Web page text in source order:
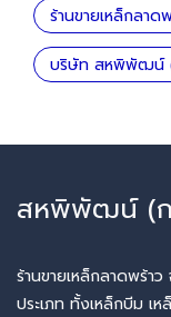
ร้านขายเหล็กลาด
บริษัท สหพิพัฒน์
สหพิพัฒน์ (ก
ร้านขายเหล็กลาดพร้า
ประเภท ทั้งเหล็กบีม เ